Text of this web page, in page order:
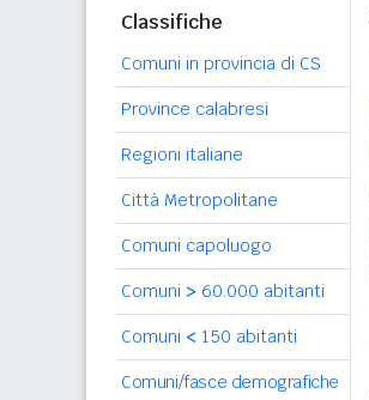
Classifiche
Comuni in provincia di CS
Province calabresi
Regioni italiane
Città Metropolitane
Comuni capoluogo
Comuni > 60.000 abitanti
Comuni < 150 abitanti
Comuni/fasce demografiche